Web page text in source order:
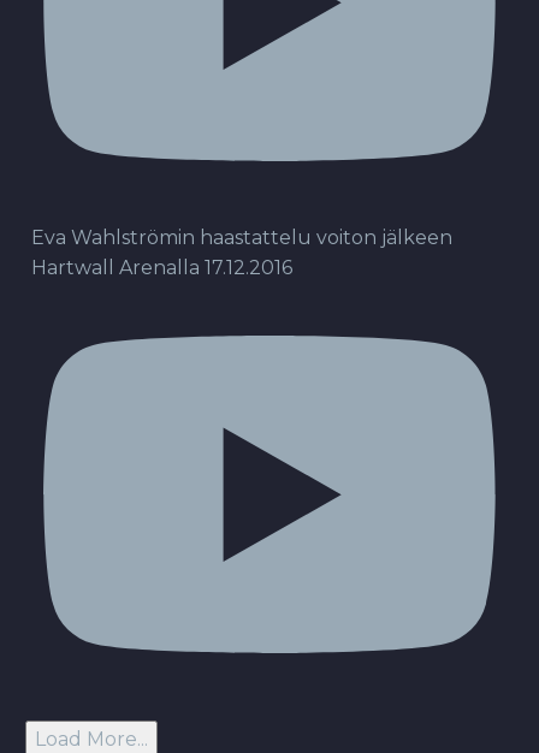
Eva Wahlströmin haastattelu voiton jälkeen
Hartwall Arenalla 17.12.2016
Load More...